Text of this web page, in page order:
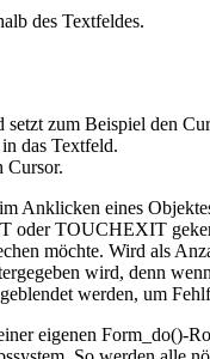
des Textfeldes.
zum Beispiel den
das Textfeld.
Cursor.
Anklicken eines
oder TOUCHEXIT
möchte. Wird als
wird, denn
werden, um
eigenen